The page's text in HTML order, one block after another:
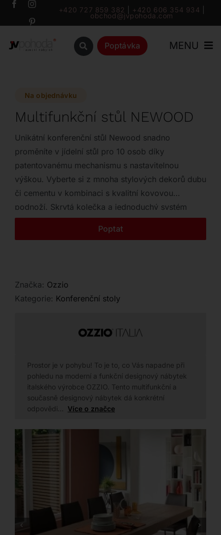
Přeskočit
+420 727 859 382 +420 606 354 934
obchod@jvpohoda.com
Poptávka MENU
Katalog
Značky
Outlet
Kontakt
Na objednávku
Multifunkční stůl NEWOOD
Unikátní konferenční stůl Newood snadno
proměníte v jídelní stůl pro 10 osob díky
patentovanému mechanismu s nastavitelnou
výškou. Vyberte si z mnoha stylových dekorů dubu
či cementu v kombinaci s kvalitní kovovou
podnoží. Skrytá kolečka a jednoduchý systém
rozkladu zajistí maximální pohodlí při každodenní
Poptat
Značka: Ozzio
Kategorie: Konferenční stoly
Prostor je v pohybu! To je to, co Vás napadne při
pohledu na moderní a funkční designový nábytek
italského výrobce OZZIO. Tento multifunkční a
současně designový nábytek dá konkrétní
odpovědi… Více o značce